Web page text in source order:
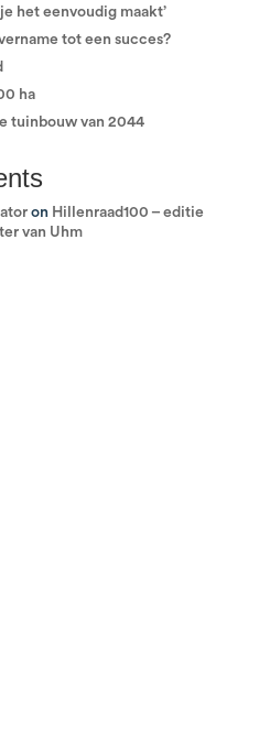
het eenvoudig maakt’
tot een succes?
ha
tuinbouw van 2044
on Hillenraad100 – editie
van Uhm